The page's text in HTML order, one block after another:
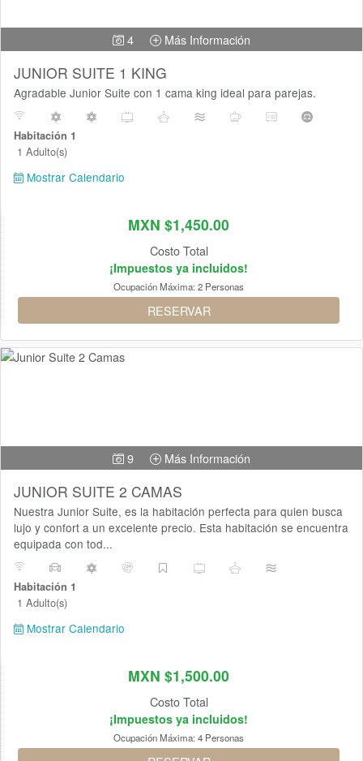
4 Más Información
JUNIOR SUITE 1 KING
Agradable Junior Suite con 1 cama king ideal para parejas.
Habitación 1
1 Adulto(s)
Mostrar Calendario
MXN $1,450.00
Costo Total
¡Impuestos ya incluidos!
Ocupación Máxima:2 Personas
RESERVAR
9 Más Información
JUNIOR SUITE 2 CAMAS
Nuestra Junior Suite, es la habitación perfecta para quien busca
lujo y confort a un excelente precio. Esta habitación se encuentra
equipada con tod...
Habitación 1
1 Adulto(s)
Mostrar Calendario
MXN $1,500.00
Costo Total
¡Impuestos ya incluidos!
Ocupación Máxima:4 Personas